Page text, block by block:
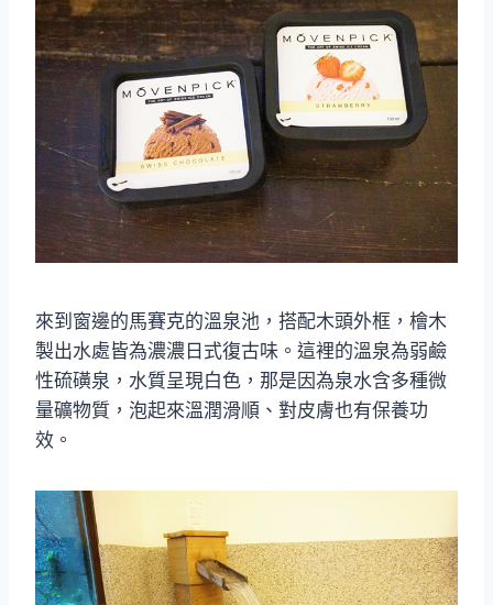
來到窗邊的馬賽克的溫泉池，搭配木頭外框，檜木
製出水處皆為濃濃日式復古味。這裡的溫泉為弱鹼
性硫磺泉，水質呈現白色，那是因為泉水含多種微
量礦物質，泡起來溫潤滑順、對皮膚也有保養功
效。